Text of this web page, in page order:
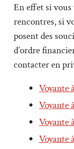
En effet si vous
rencontres, si
posent des
d’ordre
contacter en
Voyante
Voyante
Voyante
Voyante